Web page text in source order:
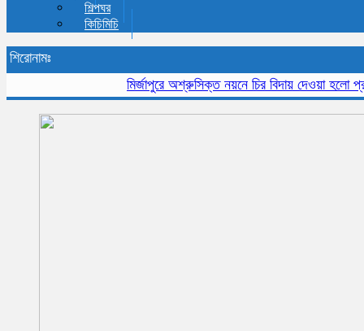
শিল্পঘর
কিচিমিচি
শিরোনামঃ
মির্জাপুরে অশ্রুসিক্ত নয়নে চির বিদায় দেওয়া হলো প্রবীন